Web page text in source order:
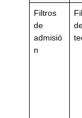
Filtros
de
admisió
n